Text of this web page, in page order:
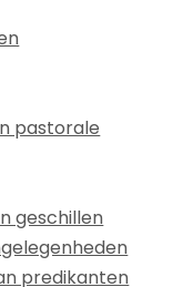
pastorale
geschillen
predikanten